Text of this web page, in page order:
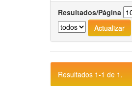
Resultados/Página
Resultados 1-1 de 1.